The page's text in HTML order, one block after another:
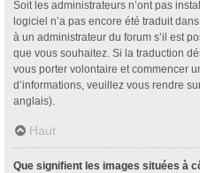
Soit les administrateurs n’ont pas
logiciel n’a pas encore été traduit
à un administrateur du forum s’il est
que vous souhaitez. Si la traduction
vous porter volontaire et commencer
d’informations, veuillez vous rendre
anglais).
Haut
Que signifient les images situées à